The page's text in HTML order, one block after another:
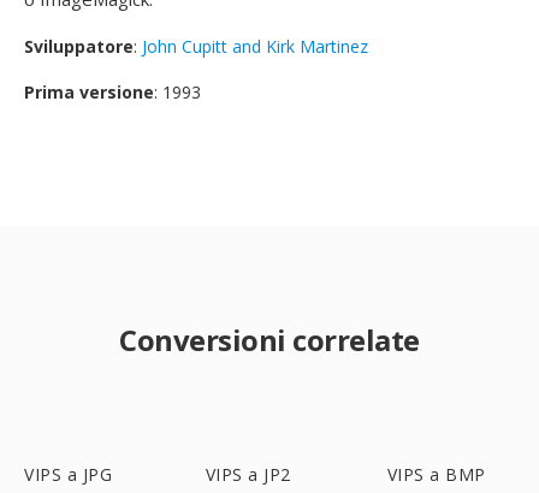
Sviluppatore: John Cupitt and Kirk Martinez
Prima versione: 1993
Conversioni correlate
VIPS a JPG VIPS a JP2 VIPS a BMP